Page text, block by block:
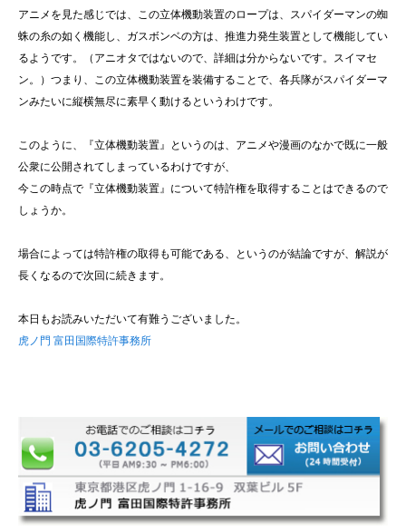
アニメを見た感じでは、この立体機動装置のロープは、スパイダーマンの蜘
蛛の糸の如く機能し、ガスボンベの方は、推進力発生装置として機能してい
るようです。（アニオタではないので、詳細は分からないです。スイマセ
ン。）つまり、この立体機動装置を装備することで、各兵隊がスパイダーマ
ンみたいに縦横無尽に素早く動けるというわけです。
このように、『立体機動装置』というのは、アニメや漫画のなかで既に一般
公衆に公開されてしまっているわけですが、
今この時点で『立体機動装置』について特許権を取得することはできるので
しょうか。
場合によっては特許権の取得も可能である、というのが結論ですが、解説が
長くなるので次回に続きます。
本日もお読みいただいて有難うございました。
虎ノ門 富田国際特許事務所